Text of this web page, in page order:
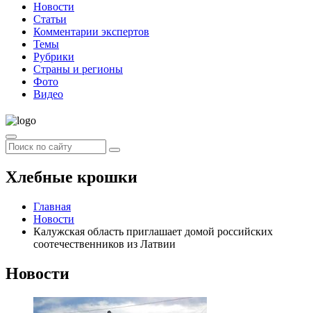
Новости
Статьи
Комментарии экспертов
Темы
Рубрики
Страны и регионы
Фото
Видео
Хлебные крошки
Главная
Новости
Калужская область приглашает домой российских
соотечественников из Латвии
Новости